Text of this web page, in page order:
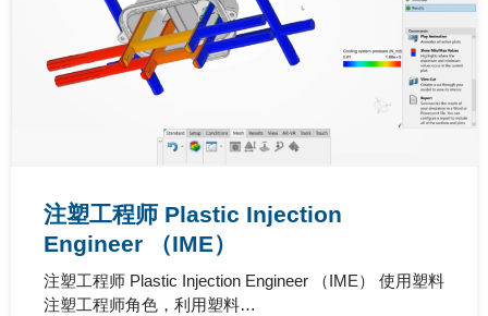
注塑工程师 Plastic Injection
Engineer （IME）
注塑工程师 Plastic Injection Engineer （IME） 使用塑料
注塑工程师角色，利用塑料…